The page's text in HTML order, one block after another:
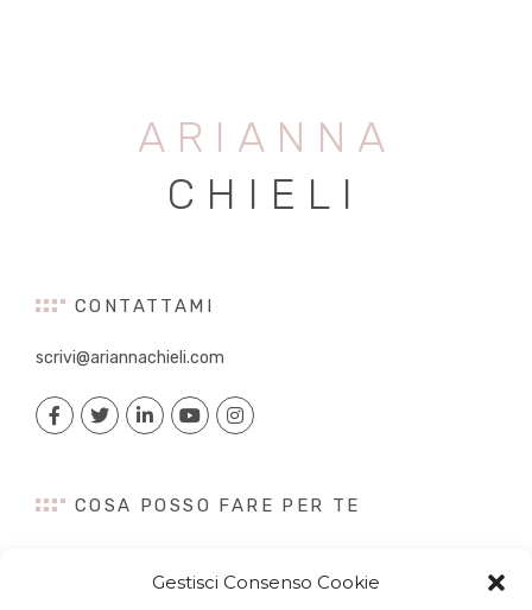
Gestisci Consenso Cookie
ARIANNA
CHIELI
CONTATTAMI
scrivi@ariannachieli.com
COSA POSSO FARE PER TE
Content Creation